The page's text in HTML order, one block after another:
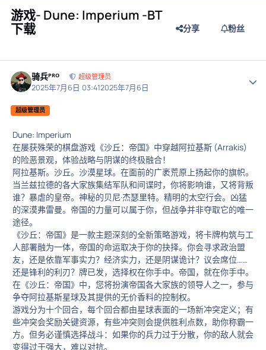
游戏- Dune: Imperium -BT
下载
分享 粉丝
骑兵ᴾᴿᴼ 超级管理员
2025年7月6日 03:412025年7月6日
超级管理员
Dune: Imperium
在屡获殊荣的棋盘游戏《沙丘：帝国》中穿越阿拉基斯 (Arrakis)
的险恶景观，体验战略与阴谋的终极融合！
阿拉基斯。沙丘。沙漠星球。在面前的广袤荒原上扬起你的旗帜。
当兰兹拉德的各大家族集结军队和间谍时，你将影响谁，又将背叛
谁？暴虐的皇帝。神秘的贝尼·杰瑟里特。精明的太空行会。凶猛
的深漠弗雷曼。帝国的力量可以属于你，但战争并非夺取它的唯一
途径。
《沙丘：帝国》是一款主题深刻的全新策略游戏，将卡牌构筑与工
人部署融为一体，帝国的命运取决于你的抉择。你会寻求政治盟
友，还是依靠军事实力？经济实力，还是阴谋诡计？议会席位……
还是锋利的利刃？牌已发，选择权在你手中。帝国，就在你手中。
在《沙丘：帝国》中，您将扮演帝国各大家族的领导人之一，参与
争夺阿拉基斯星球及其提供的无价香料的控制权。
游戏分为十个回合，每个回合都由星球表面的一场新冲突定义；有
些冲突会奖励关键资源，有些冲突则会提供胜利点数，助你称霸一
方。但务必谨慎选择战斗：如果你的兵力过于分散，你的敌人就会
变得过于强大，难以对抗。